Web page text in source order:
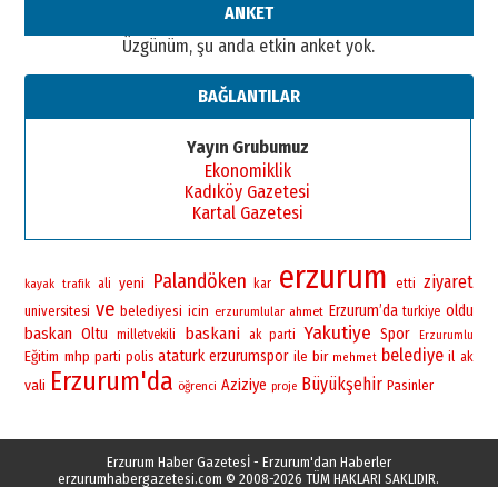
ANKET
Üzgünüm, şu anda etkin anket yok.
BAĞLANTILAR
Yayın Grubumuz
Ekonomiklik
Kadıköy Gazetesi
Kartal Gazetesi
kayak trafik ali yeni Palandöken kar erzurum etti ziyaret
universitesi ve belediyesi icin erzurumlular ahmet Erzurum’da turkiye oldu
baskan Oltu milletvekili baskani ak parti Yakutiye Spor Erzurumlu
Eğitim mhp parti polis ataturk erzurumspor ile bir mehmet belediye il ak
vali Erzurum'da öğrenci Aziziye proje Büyükşehir Pasinler
Erzurum Haber Gazetesİ - Erzurum'dan Haberler
erzurumhabergazetesi.com © 2008-2026 TÜM HAKLARI SAKLIDIR.